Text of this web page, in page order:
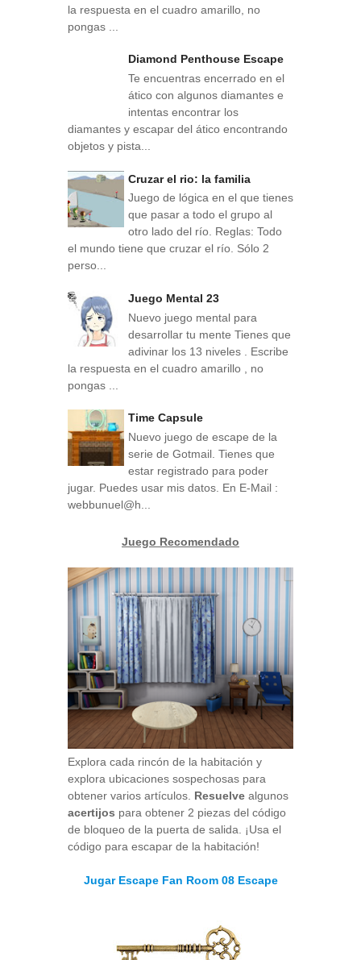
la respuesta en el cuadro amarillo, no
pongas ...
Diamond Penthouse Escape
Te encuentras encerrado en el
ático con algunos diamantes e
intentas encontrar los
diamantes y escapar del ático encontrando
objetos y pista...
Cruzar el rio: la familia
Juego de lógica en el que tienes
que pasar a todo el grupo al
otro lado del río. Reglas: Todo
el mundo tiene que cruzar el río. Sólo 2
perso...
Juego Mental 23
Nuevo juego mental para
desarrollar tu mente Tienes que
adivinar los 13 niveles . Escribe
la respuesta en el cuadro amarillo , no
pongas ...
Time Capsule
Nuevo juego de escape de la
serie de Gotmail. Tienes que
estar registrado para poder
jugar. Puedes usar mis datos. En E-Mail :
webbunuel@h...
Juego Recomendado
Explora cada rincón de la habitación y
explora ubicaciones sospechosas para
obtener varios artículos. Resuelve algunos
acertijos para obtener 2 piezas del código
de bloqueo de la puerta de salida. ¡Usa el
código para escapar de la habitación!
Jugar Escape Fan Room 08 Escape